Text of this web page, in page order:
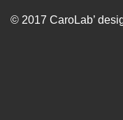
© 2017 CaroLab’